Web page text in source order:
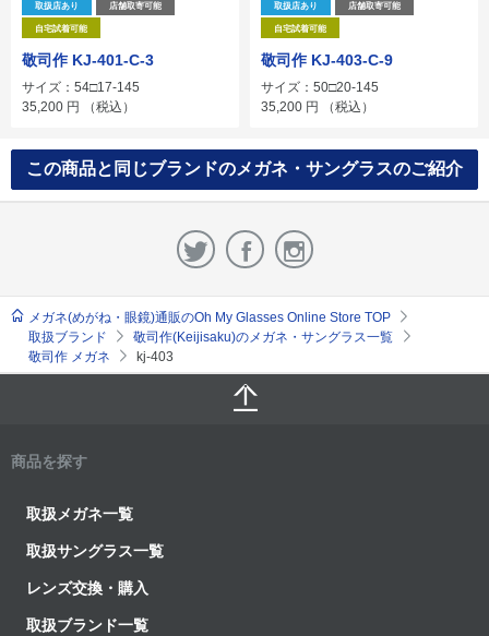
取扱店あり 店舗取寄可能
自宅試着可能
敬司作 KJ-401-C-3
サイズ：54□17-145
35,200 円 （税込）
取扱店あり 店舗取寄可能
自宅試着可能
敬司作 KJ-403-C-9
サイズ：50□20-145
35,200 円 （税込）
この商品と同じブランドのメガネ・サングラスのご紹介
メガネ(めがね・眼鏡)通販のOh My Glasses Online Store TOP
取扱ブランド
敬司作(Keijisaku)のメガネ・サングラス一覧
敬司作 メガネ
kj-403
商品を探す
取扱メガネ一覧
取扱サングラス一覧
レンズ交換・購入
取扱ブランド一覧